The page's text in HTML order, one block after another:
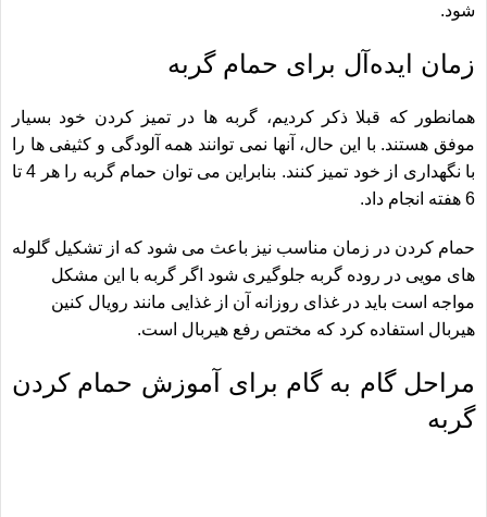
شود.
زمان ایده‌آل برای حمام گربه
همانطور که قبلا ذکر کردیم، گربه ها در تمیز کردن خود بسیار
موفق هستند. با این حال، آنها نمی توانند همه آلودگی و کثیفی ها را
با نگهداری از خود تمیز کنند. بنابراین می توان حمام گربه را هر 4 تا
6 هفته انجام داد.
حمام کردن در زمان مناسب نیز باعث می شود که از تشکیل گلوله
های مویی در روده گربه جلوگیری شود اگر گربه با این مشکل
مواجه است باید در غذای روزانه آن از غذایی مانند رویال کنین
هیربال استفاده کرد که مختص رفع هیربال است.
مراحل گام به گام برای آموزش حمام کردن
گربه